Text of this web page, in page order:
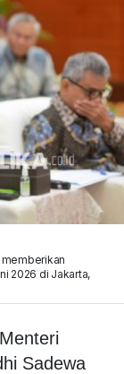
2026 di Jakarta,
Sadewa